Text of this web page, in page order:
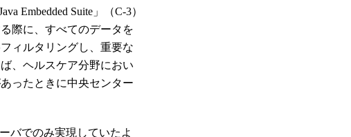
Embedded Suite」（C-3）
際に、すべてのデータを
ィルタリングし、重要な
、ヘルスケア分野におい
ったときに中央センター
バでのみ実現していたよ